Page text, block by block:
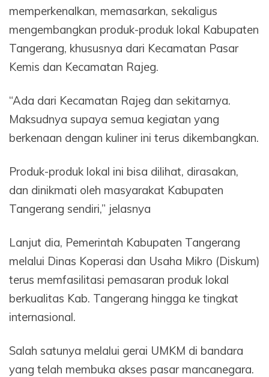
memperkenalkan, memasarkan, sekaligus
mengembangkan produk-produk lokal Kabupaten
Tangerang, khususnya dari Kecamatan Pasar
Kemis dan Kecamatan Rajeg.
“Ada dari Kecamatan Rajeg dan sekitarnya.
Maksudnya supaya semua kegiatan yang
berkenaan dengan kuliner ini terus dikembangkan.
Produk-produk lokal ini bisa dilihat, dirasakan,
dan dinikmati oleh masyarakat Kabupaten
Tangerang sendiri,” jelasnya
Lanjut dia, Pemerintah Kabupaten Tangerang
melalui Dinas Koperasi dan Usaha Mikro (Diskum)
terus memfasilitasi pemasaran produk lokal
berkualitas Kab. Tangerang hingga ke tingkat
internasional.
Salah satunya melalui gerai UMKM di bandara
yang telah membuka akses pasar mancanegara.